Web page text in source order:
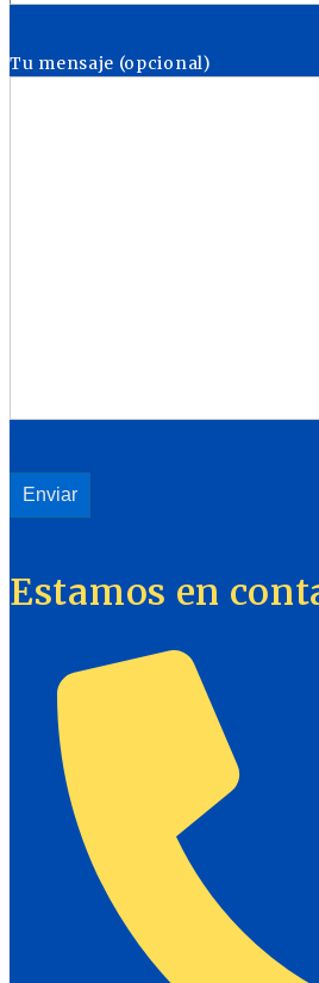
Tu mensaje (opcional)
Estamos en